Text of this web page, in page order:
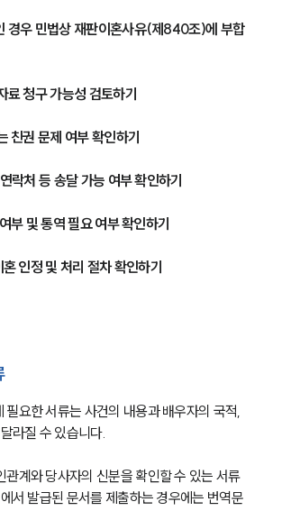
경우 민법상 재판이혼사유(제840조)에 부합
료 청구 가능성 검토하기
친권 문제 여부 확인하기
락처 등 송달 가능 여부 확인하기
부 및 통역 필요 여부 확인하기
인정 및 처리 절차 확인하기
필요한 서류는 사건의 내용과 배우자의 국적,
라질 수 있습니다.
관계와 당사자의 신분을 확인할 수 있는 서류
서 발급된 문서를 제출하는 경우에는 번역문